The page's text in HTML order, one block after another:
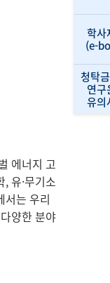
학사
(e-
청탁
연구
유의
에너지 고
유·무기소
서는 우리
양한 분야